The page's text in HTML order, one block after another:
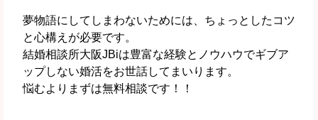
夢物語にしてしまわないためには、ちょっとしたコツ
と心構えが必要です。
結婚相談所大阪JBiは豊富な経験とノウハウでギブア
ップしない婚活をお世話してまいります。
悩むよりまずは無料相談です！！